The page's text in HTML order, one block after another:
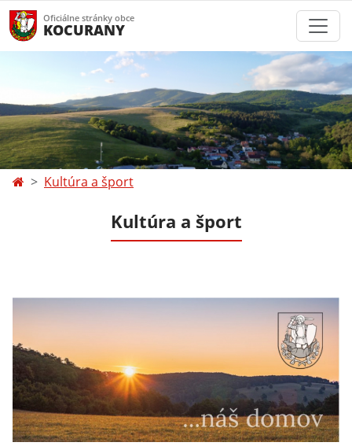
Oficiálne stránky obce
KOCURANY
Kultúra a šport
Kultúra a šport